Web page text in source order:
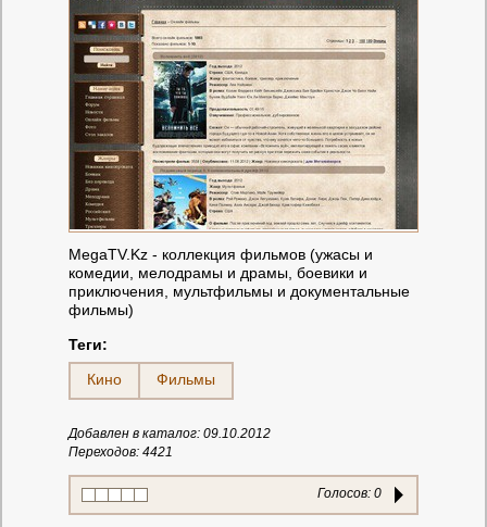
MegaTV.Kz - коллекция фильмов (ужасы и
комедии, мелодрамы и драмы, боевики и
приключения, мультфильмы и документальные
фильмы)
Теги:
Кино
Фильмы
Добавлен в каталог: 09.10.2012
Переходов: 4421
Голосов: 0